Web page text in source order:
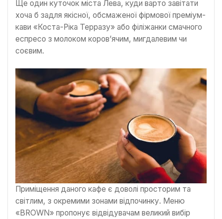
Ще один куточок міста Лева, куди варто завітати
хоча б задля якісної, обсмаженої фірмової преміум-
кави «Коста-Ріка Терразу» або філіжанки смачного
еспресо з молоком коров’ячим, мигдалевим чи
соєвим.
Приміщення даного кафе є доволі просторим та
світлим, з окремими зонами відпочинку. Меню
«BROWN» пропонує відвідувачам великий вибір